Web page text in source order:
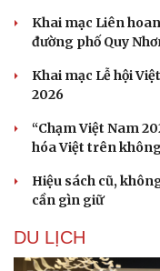
Khai mạc Liên
đường phố Quy
Khai mạc Lễ hội
2026
“Chạm Việt Nam
hóa Việt trên
Hiệu sách cũ,
cần gìn giữ
DU LỊCH